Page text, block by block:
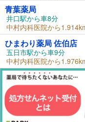
青葉薬局
井口駅から車8分
中村内科医院から
ひまわり薬局 佐伯店
五日市駅から車9分
中村内科医院から